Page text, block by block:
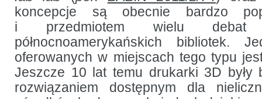
koncepcje są obecnie bardzo
i przedmiotem wielu debat
północnoamerykańskich bibliotek.
oferowanych w miejscach tego typu
Jeszcze 10 lat temu drukarki 3D były
rozwiązaniem dostępnym dla